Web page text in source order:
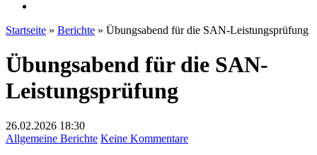
Startseite » Berichte » Übungsabend für die SAN-Leistungsprüfung
Übungsabend für die SAN-
Leistungsprüfung
26.02.2026 18:30
Allgemeine Berichte Keine Kommentarezu